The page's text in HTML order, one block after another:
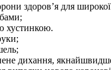
здоров’я для
хустинкою.
дихання,